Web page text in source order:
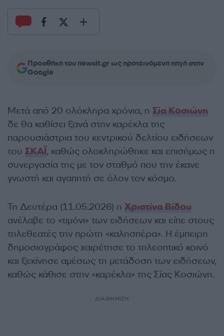
Προσθήκη του newsit.gr ως προτεινόμενη πηγή στην
Google
Μετά από 20 ολόκληρα χρόνια, η Σία Κοσιώνη
δε θα καθίσει ξανά στην καρέκλα της
παρουσιάστρια του κεντρικού δελτίου ειδήσεων
του ΣΚΑΪ, καθώς ολοκληρώθηκε και επισήμως η
συνεργασία της με τον σταθμό που την έκανε
γνωστή και αγαπητή σε όλον τον κόσμο.
Τη Δευτέρα (11.05.2026) η Χριστίνα Βίδου
ανέλαβε το «τιμόνι» των ειδήσεων και είπε στους
τηλεθεατές την πρώτη «καλησπέρα». Η έμπειρη
δημοσιογράφος χαιρέτησε το τηλεοπτικό κοινό
και ξεκίνησε αμέσως τη μετάδοση των ειδήσεων,
καθώς κάθισε στην «καρέκλα» της Σίας Κοσιώνη.
ΔΙΑΦΗΜΙΣΗ